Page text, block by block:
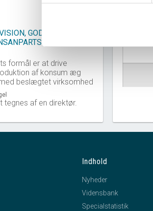
GODKENDT
formål er at drive
af konsum æg
beslægtet virksomhed
tegnes af en direktør.
Indhold
Nyheder
Vidensbank
Specialstatistik